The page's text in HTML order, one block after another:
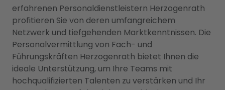
erfahrenen Personaldienstleistern Herzogenrath
profitieren Sie von deren umfangreichem
Netzwerk und tiefgehenden Marktkenntnissen. Die
Personalvermittlung von Fach- und
Führungskräften Herzogenrath bietet Ihnen die
ideale Unterstützung, um Ihre Teams mit
hochqualifizierten Talenten zu verstärken und Ihr